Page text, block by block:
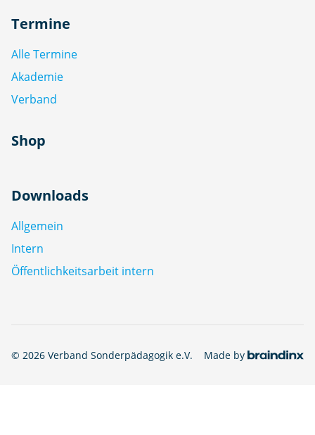
Termine
Alle Termine
Akademie
Verband
Shop
Downloads
Allgemein
Intern
Öffentlichkeitsarbeit intern
© 2026 Verband Sonderpädagogik e.V. Made by